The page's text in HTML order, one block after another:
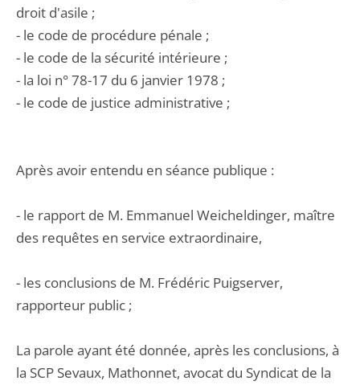
droit d'asile ;
- le code de procédure pénale ;
- le code de la sécurité intérieure ;
- la loi n° 78-17 du 6 janvier 1978 ;
- le code de justice administrative ;
Après avoir entendu en séance publique :
- le rapport de M. Emmanuel Weicheldinger, maître
des requêtes en service extraordinaire,
- les conclusions de M. Frédéric Puigserver,
rapporteur public ;
La parole ayant été donnée, après les conclusions, à
la SCP Sevaux, Mathonnet, avocat du Syndicat de la